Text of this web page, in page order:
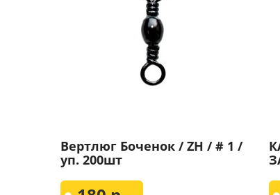
Вертлюг Боченок / ZH / # 1 /
уп. 200шт